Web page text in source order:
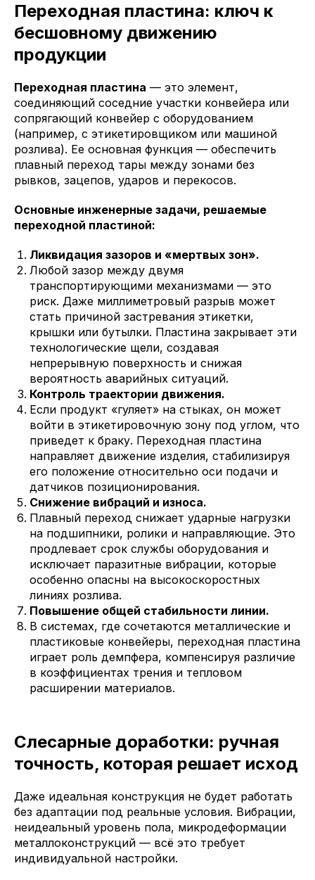
Переходная пластина: ключ к
бесшовному движению
продукции
Переходная пластина — это элемент,
соединяющий соседние участки конвейера или
сопрягающий конвейер с оборудованием
(например, с этикетировщиком или машиной
розлива). Ее основная функция — обеспечить
плавный переход тары между зонами без
рывков, зацепов, ударов и перекосов.
Основные инженерные задачи, решаемые
переходной пластиной:
Ликвидация зазоров и «мертвых зон».
Любой зазор между двумя
транспортирующими механизмами — это
риск. Даже миллиметровый разрыв может
стать причиной застревания этикетки,
крышки или бутылки. Пластина закрывает эти
технологические щели, создавая
непрерывную поверхность и снижая
вероятность аварийных ситуаций.
Контроль траектории движения.
Если продукт «гуляет» на стыках, он может
войти в этикетировочную зону под углом, что
приведет к браку. Переходная пластина
направляет движение изделия, стабилизируя
его положение относительно оси подачи и
датчиков позиционирования.
Снижение вибраций и износа.
Плавный переход снижает ударные нагрузки
на подшипники, ролики и направляющие. Это
продлевает срок службы оборудования и
исключает паразитные вибрации, которые
особенно опасны на высокоскоростных
линиях розлива.
Повышение общей стабильности линии.
В системах, где сочетаются металлические и
пластиковые конвейеры, переходная пластина
играет роль демпфера, компенсируя различие
в коэффициентах трения и тепловом
расширении материалов.
Слесарные доработки: ручная
точность, которая решает исход
Даже идеальная конструкция не будет работать
без адаптации под реальные условия. Вибрации,
неидеальный уровень пола, микродеформации
металлоконструкций — всё это требует
индивидуальной настройки.